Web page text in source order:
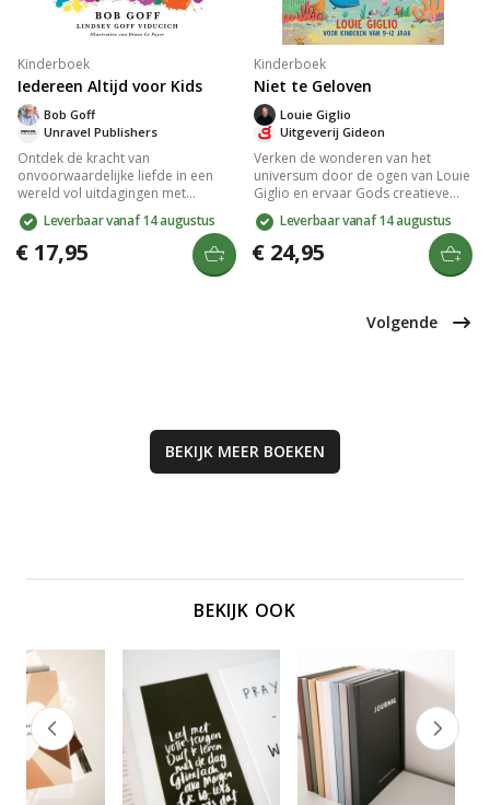
Kinderboek
Iedereen Altijd voor Kids
Unravel Publishers
Bob Goff
Ontdek de kracht van
onvoorwaardelijke liefde in een
wereld vol uitdagingen met
Iedereen altijd voor kids. Dit
kinderboek biedt 40 grappige
verhalen en tekeningen die
inspireren om zonder angst en met
acceptatie te leven. Perfect voor
Leverbaar vanaf 14 augustus
€ 17,95
Kinderboek
Niet te Geloven
Uitgeverij Gideon
Louie Giglio
Verken de wonderen van het
universum door de ogen van Louie
Giglio en ervaar Gods creatieve
pracht. Dit inspirerende dagboek
neemt je mee langs 100
voorbeelden uit de schepping, van
kosmos tot menselijk lichaam, en
onthult de grootsheid en liefde van
Leverbaar vanaf 14 augustus
€ 24,95
Volgende
BEKIJK MEER BOEKEN
BEKIJK OOK